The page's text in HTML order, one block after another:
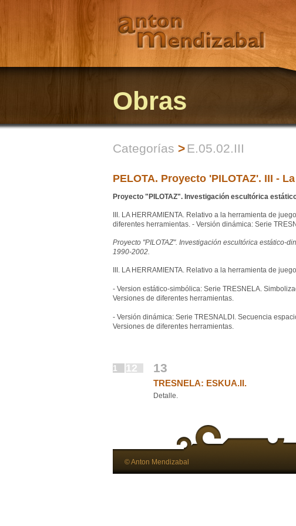
Obras
Categorías >E.05.02.III
PELOTA. Proyecto 'PILOTAZ'. III -
Proyecto "PILOTAZ". Investigación escultórica
III. LA HERRAMIENTA. Relativo a la herramienta de
diferentes herramientas. - Versión dinámica: Serie
Proyecto "PILOTAZ". Investigación escultórica estático-
1990-2002.
III. LA HERRAMIENTA. Relativo a la herramienta de
- Version estático-simbólica: Serie TRESNELA.
Versiones de diferentes herramientas.
- Versión dinámica: Serie TRESNALDI. Secuencia
Versiones de diferentes herramientas.
1 12 13
TRESNELA: ESKUA.II.
Detalle.
© Anton Mendizabal